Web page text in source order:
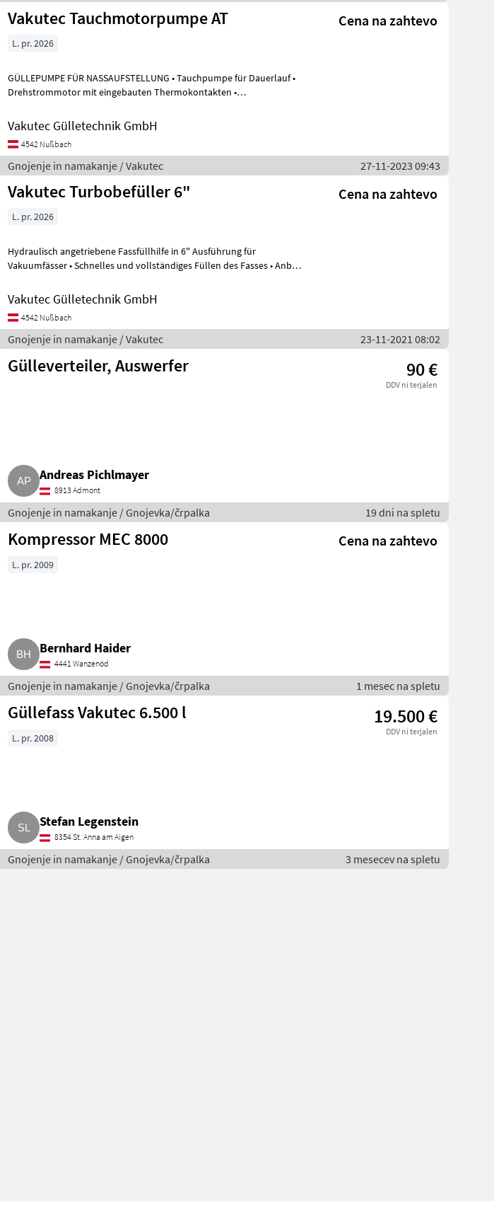
Vakutec Tauchmotorpumpe AT Cena na zahtevo
L. pr. 2026
GÜLLEPUMPE FÜR NASSAUFSTELLUNG • Tauchpumpe für Dauerlauf •
Drehstrommotor mit eingebauten Thermokontakten •
Vakutec Gülletechnik GmbH
4542 Nußbach
Gnojenje in namakanje / Vakutec 27-11-2023 09:43
Vakutec Turbobefüller 6" Cena na zahtevo
L. pr. 2026
Hydraulisch angetriebene Fassfüllhilfe in 6" Ausführung für
Vakuumfässer • Schnelles und vollständiges Füllen des Fasses • Anbau
Vakutec Gülletechnik GmbH
4542 Nußbach
Gnojenje in namakanje / Vakutec 23-11-2021 08:02
Gülleverteiler, Auswerfer 90 €
DDV ni terjalen
Andreas Pichlmayer
8913 Admont
Gnojenje in namakanje / Gnojevka/črpalka 19 dni na spletu
Kompressor MEC 8000 Cena na zahtevo
L. pr. 2009
Bernhard Haider
4441 Wanzenöd
Gnojenje in namakanje / Gnojevka/črpalka 1 mesec na spletu
Güllefass Vakutec 6.500 l 19.500 €
DDV ni terjalen
L. pr. 2008
Stefan Legenstein
8354 St. Anna am Aigen
Gnojenje in namakanje / Gnojevka/črpalka 3 mesecev na spletu